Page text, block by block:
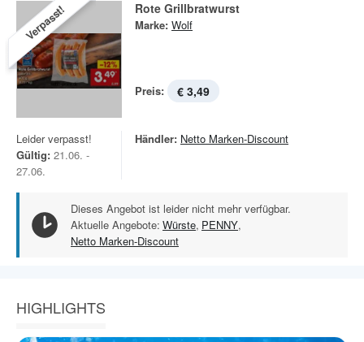
Verpasst! Rote Grillbratwurst
Marke: Wolf
Preis: € 3,49
Leider verpasst!
Gültig: 21.06. -
27.06.
Händler: Netto Marken-Discount
Dieses Angebot ist leider nicht mehr verfügbar.
Aktuelle Angebote: Würste, PENNY,
Netto Marken-Discount
HIGHLIGHTS